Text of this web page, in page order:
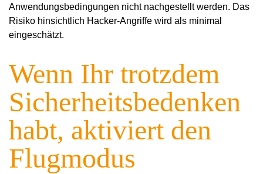
Anwendungsbedingungen nicht nachgestellt werden. Das
Risiko hinsichtlich Hacker-Angriffe wird als minimal
eingeschätzt.
Wenn Ihr trotzdem
Sicherheitsbedenken
habt, aktiviert den
Flugmodus